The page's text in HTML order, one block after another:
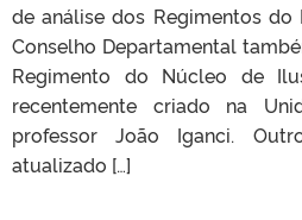
de análise dos Regimentos
Conselho Departamental
Regimento do Núcleo de
recentemente criado na
professor João Iganci.
atualizado […]